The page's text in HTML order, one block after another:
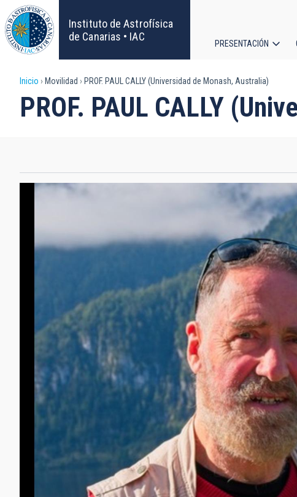
Pasar
al
contenido
principal
Instituto de Astrofísica
de Canarias • IAC
principal
PRESENTACIÓN
Sobrescribir
enlaces
ayuda
navegación
Inicio Movilidad PROF. PAUL CALLY (Universidad de Monash, Australia)
PROF. PAUL CALLY